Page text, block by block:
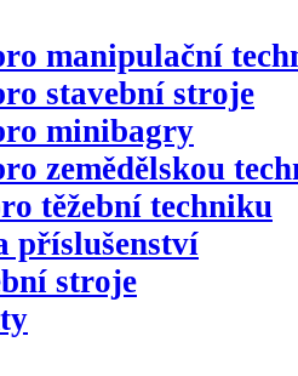
manipulační
stavební stroje
minibagry
zemědělskou
těžební techniku
příslušenství
stroje